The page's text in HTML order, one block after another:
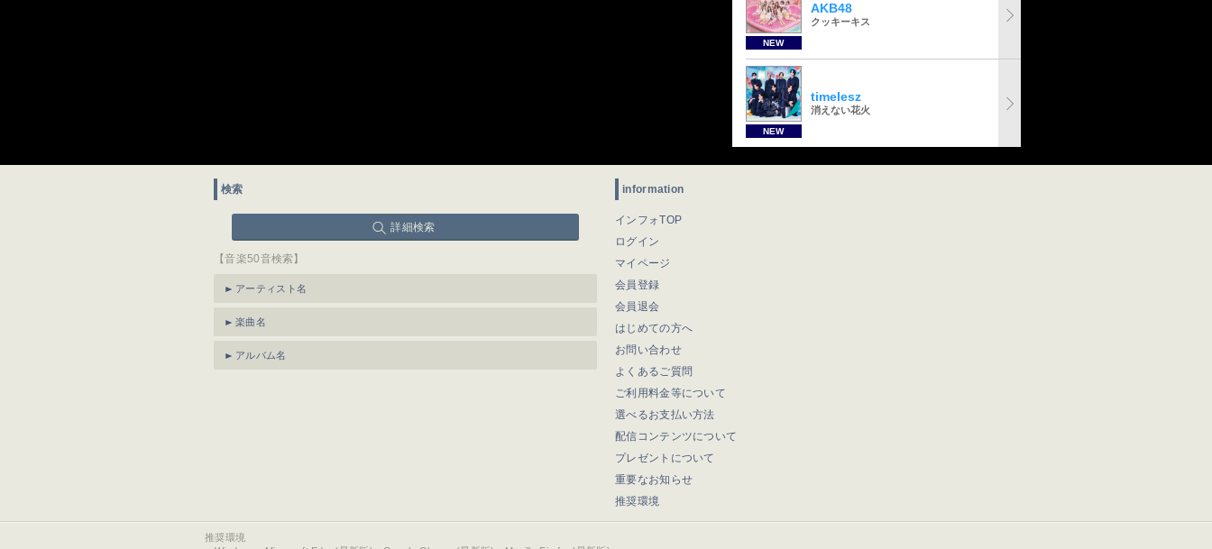
NEW
AKB48
クッキーキス
NEW
timelesz
消えない花火
検索
詳細検索
【音楽50音検索】
アーティスト名
楽曲名
アルバム名
information
インフォTOP
ログイン
マイページ
会員登録
会員退会
はじめての方へ
お問い合わせ
よくあるご質問
ご利用料金等について
選べるお支払い方法
配信コンテンツについて
プレゼントについて
重要なお知らせ
推奨環境
推奨環境